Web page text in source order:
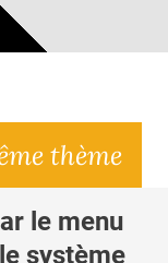
thème
le menu
système